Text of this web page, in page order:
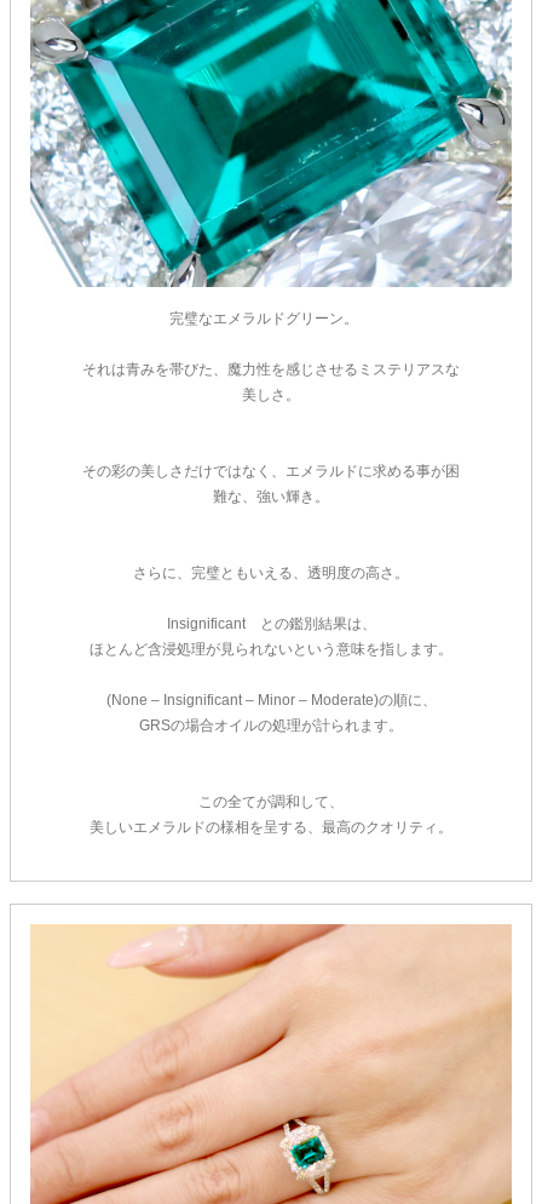
完璧なエメラルドグリーン。
それは青みを帯びた、魔力性を感じさせるミステリアスな
美しさ。
その彩の美しさだけではなく、エメラルドに求める事が困
難な、強い輝き。
さらに、完璧ともいえる、透明度の高さ。
Insignificant との鑑別結果は、
ほとんど含浸処理が見られないという意味を指します。
(None – Insignificant – Minor – Moderate)の順に、
GRSの場合オイルの処理が計られます。
この全てが調和して、
美しいエメラルドの様相を呈する、最高のクオリティ。